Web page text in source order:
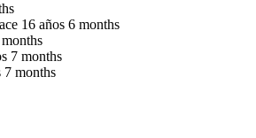
16 años 6 months
7 months
7 months